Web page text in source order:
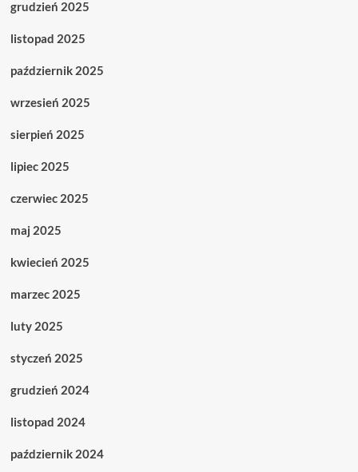
grudzień 2025
listopad 2025
październik 2025
wrzesień 2025
sierpień 2025
lipiec 2025
czerwiec 2025
maj 2025
kwiecień 2025
marzec 2025
luty 2025
styczeń 2025
grudzień 2024
listopad 2024
październik 2024